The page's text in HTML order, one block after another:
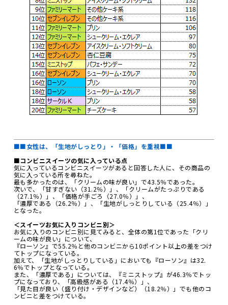
■■女性は、「生地がしっとり」・「価格」を重視■■
■コンビニスイーツの気に入っている点
気に入っているコンビニスイーツがあると回答した人に、その商品の
気に入っている所を尋ねた。
最も多かったのは、「クリームの味が良い」で43.5％であった。
次いで、「甘すぎない（31.2％）」、「クリームがたっぷりである
（27.1％）」、「価格が手ごろ（27.0％）」、
「濃厚である（26.2％）」、「生地がしっとりしている（25.4％）」
となった。
＜スイーツお気に入りコンビニ別＞
お気に入りのコンビニ別に見てみると、全体の第1位であった「クリ
ームの味が良い」について、
『ローソン』で55.2％と他のコンビニから10ポイント以上の差をつけ
てトップになっている。
加えて、「生地がしっとりしている」においても『ローソン』は32.
6％でトップとなっている。
また、「濃厚である」については、『ミニストップ』が46.3％でトッ
プになっており、「高級感がある（17.4％）」、
「見た目が良い（盛り付け・デザインなど）（18.2％）」でも他のコ
ンビニと差をつけている。